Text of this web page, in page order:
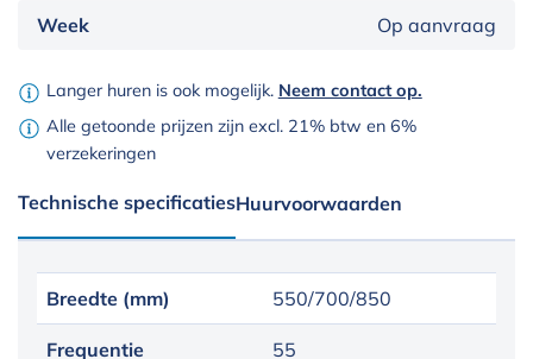
Week Op aanvraag
Langer huren is ook mogelijk. Neem contact op.
Alle getoonde prijzen zijn excl. 21% btw en 6%
verzekeringen
Technische specificatiesHuurvoorwaarden
Breedte (mm) 550/700/850
Frequentie 55